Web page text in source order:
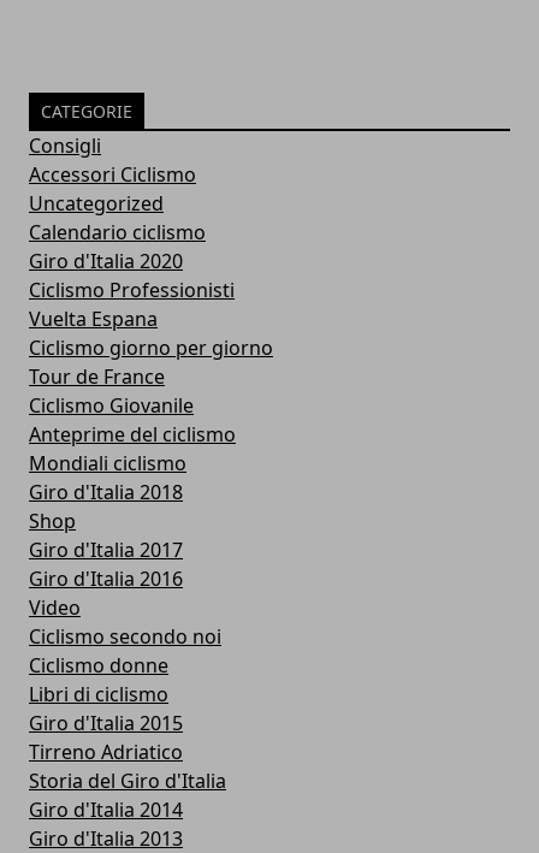
CATEGORIE
Consigli
Accessori Ciclismo
Uncategorized
Calendario ciclismo
Giro d'Italia 2020
Ciclismo Professionisti
Vuelta Espana
Ciclismo giorno per giorno
Tour de France
Ciclismo Giovanile
Anteprime del ciclismo
Mondiali ciclismo
Giro d'Italia 2018
Shop
Giro d'Italia 2017
Giro d'Italia 2016
Video
Ciclismo secondo noi
Ciclismo donne
Libri di ciclismo
Giro d'Italia 2015
Tirreno Adriatico
Storia del Giro d'Italia
Giro d'Italia 2014
Giro d'Italia 2013